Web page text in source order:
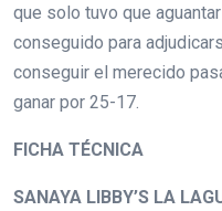
que solo tuvo que
conseguido para
conseguir el merecido
ganar por 25-17.
FICHA TÉCNICA
SANAYA LIBBY’S LA